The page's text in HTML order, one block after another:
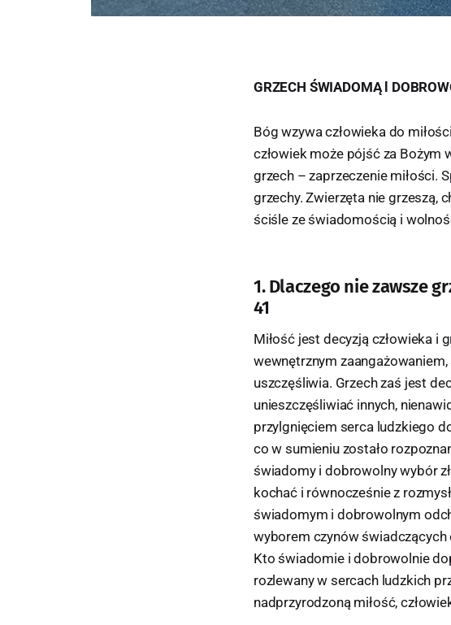
GRZECH ŚWIADOMĄ l
Bóg wzywa człowieka do
człowiek może pójść za Bożym
grzech – zaprzeczenie miłości.
grzechy. Zwierzęta nie grzeszą,
ściśle ze świadomością i
1. Dlaczego nie zawsze
41
Miłość jest decyzją człowieka i
wewnętrznym
uszczęśliwia. Grzech zaś jest
unieszczęśliwiać innych,
przylgnięciem serca ludzkiego
co w sumieniu zostało
świadomy i dobrowolny wybór
kochać i równocześnie z
świadomym i dobrowolnym
wyborem czynów
Kto świadomie i dobrowolnie
rozlewany w sercach ludzkich
nadprzyrodzoną miłość,